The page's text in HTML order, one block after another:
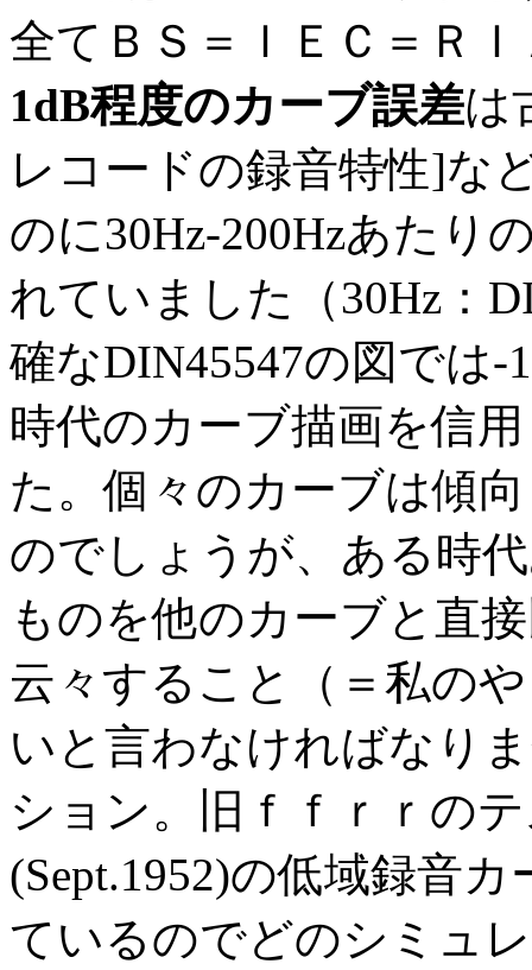
全てＢＳ＝ＩＥＣ＝Ｒ
1dB程度のカーブ誤差は
レコードの録音特性]な
のに30Hz-200Hzあたり
れていました（30Hz：
確なDIN45547の図では-
時代のカーブ描画を信
た。個々のカーブは傾
のでしょうが、ある時
ものを他のカーブと直
云々すること（＝私の
いと言わなければなり
ション。旧ｆｆｒｒの
(Sept.1952)の低域録音
ているのでどのシミュ